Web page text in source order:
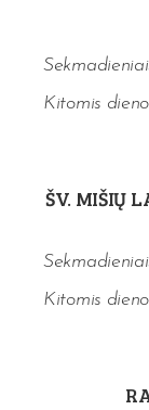
Kitomis
ŠV. MIŠIŲ
Kitomis